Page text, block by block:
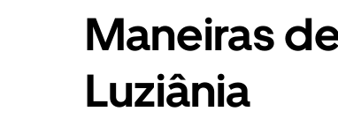
Maneiras
Luziânia